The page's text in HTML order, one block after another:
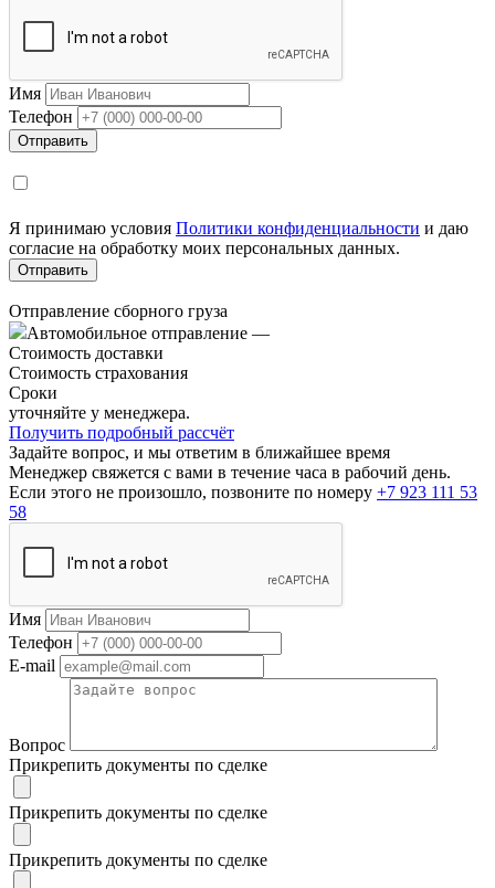
Имя
Телефон
Я принимаю условия Политики конфиденциальности и даю
согласие на обработку моих персональных данных.
Отправление сборного груза
Автомобильное отправление —
Стоимость доставки
Стоимость страхования
Сроки
уточняйте у менеджера.
Получить подробный рассчёт
Задайте вопрос, и мы ответим в ближайшее время
Менеджер свяжется с вами в течение часа в рабочий день.
Если этого не произошло, позвоните по номеру +7 923 111 53
58
Имя
Телефон
E-mail
Вопрос
Прикрепить документы по сделке
Прикрепить документы по сделке
Прикрепить документы по сделке